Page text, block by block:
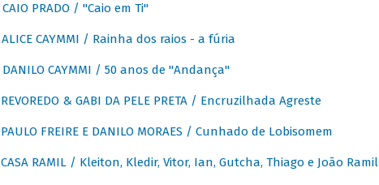
CAIO PRADO / "Caio em Ti"
ALICE CAYMMI / Rainha dos raios - a fúria
DANILO CAYMMI / 50 anos de "Andança"
REVOREDO & GABI DA PELE PRETA / Encruzilhada Agreste
PAULO FREIRE E DANILO MORAES / Cunhado de Lobisomem
CASA RAMIL / Kleiton, Kledir, Vitor, Ian, Gutcha, Thiago e João Ramil